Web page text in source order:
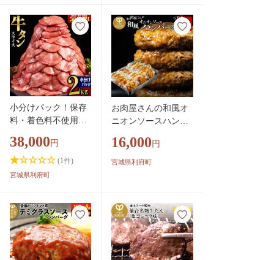
かず 惣菜 個包装 簡
単 湯せん レンチン
洋食 湯煎 個別包装
小分 お弁当 便利 レ
ンジ お試し]
ず 惣菜 個包装 簡単
湯せん レンチン 洋食
湯煎 個別包装 小分
お弁当 便利 レンジ
お試し]
小分けパック！保存
料・着色料不使用！
ン スライス 2kg（20
0g×10パック）塩コ
ショウ味 [牛タン タ
38,000 円
(1件)
宮城県利府町
お肉屋さんの和風オ
ニオンソースハンバ
kg [大容量 ハンバー
グ 肉 おかず 惣菜 個
し]
16,000 円
宮城県利府町